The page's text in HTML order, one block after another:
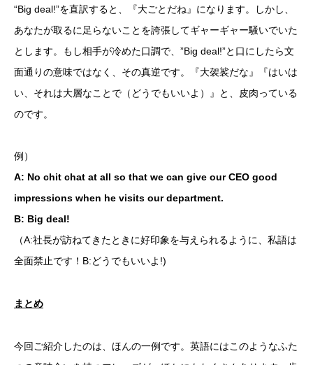
“Big deal!”を直訳すると、『大ごとだね』になります。しかし、
あなたが取るに足らないことを誇張してギャーギャー騒いでいた
とします。もし相手が冷めた口調で、”Big deal!”と口にしたら文
面通りの意味ではなく、その真逆です。『大袈裟だな』『はいは
い、それは大層なことで（どうでもいいよ）』と、皮肉っている
のです。
例）
A: No chit chat at all so that we can give our CEO good
impressions when he visits our department.
B: Big deal!
（A:社長が訪ねてきたときに好印象を与えられるように、私語は
全面禁止です！B:どうでもいいよ!)
まとめ
今回ご紹介したのは、ほんの一例です。英語にはこのようなふた